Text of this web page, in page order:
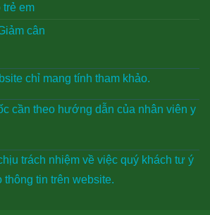
em
cân
chỉ mang tính tham khảo.
cần theo hướng dẫn của nhân viên y
trách nhiệm về việc quý khách tư ý
tin trên website.